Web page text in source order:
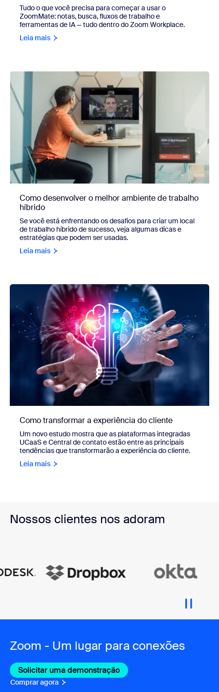
Tudo o que você precisa para começar a usar o
ZoomMate: notas, busca, fluxos de trabalho e
ferramentas de IA — tudo dentro do Zoom Workplace.
Leia mais
Como desenvolver o melhor ambiente de trabalho
híbrido
Se você está enfrentando os desafios para criar um local
de trabalho híbrido de sucesso, veja algumas dicas e
estratégias que podem ser usadas.
Leia mais
Como transformar a experiência do cliente
Um novo estudo mostra que as plataformas integradas
UCaaS e Central de contato estão entre as principais
tendências que transformarão a experiência do cliente.
Leia mais
Nossos clientes nos adoram
Zoom - Um lugar para conexões
Solicitar uma demonstração
Comprar agora